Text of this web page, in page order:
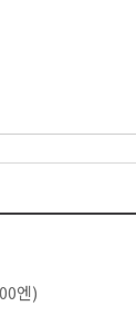
엔)